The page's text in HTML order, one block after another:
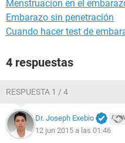
Menstruacion en el
Embarazo sin penetración
Cuando hacer test de
4 respuestas
RESPUESTA 1 / 4
Dr. Joseph Exebio
12 jun 2015 a las 01:46